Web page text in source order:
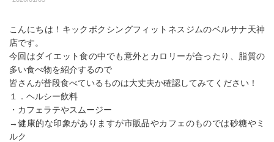
こんにちは！キックボクシングフィットネスジムのベルサナ天神
店です。
今回はダイエット食の中でも意外とカロリーが合ったり、脂質の
多い食べ物を紹介するので
皆さんが普段食べているものは大丈夫か確認してみてください！
１．ヘルシー飲料
・カフェラテやスムージー
→健康的な印象がありますが市販品やカフェのものでは砂糖やミ
ルク